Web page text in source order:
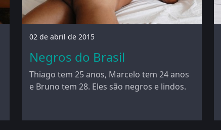
02 de abril de 2015
Negros do Brasil
Thiago tem 25 anos, Marcelo tem 24 anos
e Bruno tem 28. Eles são negros e lindos.